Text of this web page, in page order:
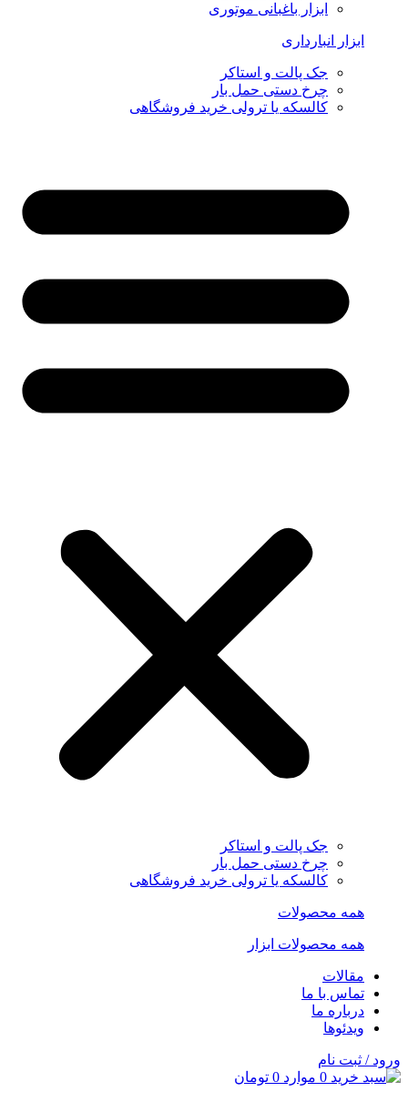
ابزار باغبانی موتوری
ابزار انبارداری
جک پالت و استاکر
چرخ دستی حمل بار
کالسکه یا ترولی خرید فروشگاهی
جک پالت و استاکر
چرخ دستی حمل بار
کالسکه یا ترولی خرید فروشگاهی
همه محصولات
همه محصولات ابزار
مقالات
تماس با ما
درباره ما
ویدئوها
ورود / ثبت نام
0 موارد 0 تومان